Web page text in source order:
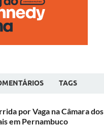
TAGS
por Vaga na Câmara dos
em Pernambuco